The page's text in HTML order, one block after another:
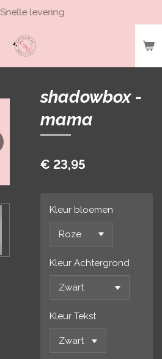
Snelle levering
shadowbox -
mama
€ 23,95
Kleur bloemen
Kleur Achtergrond
Kleur Tekst